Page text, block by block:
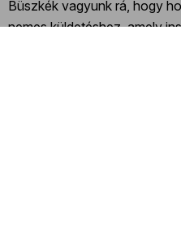
Büszkék vagyunk rá, hogy
nemes küldetéshez, amely